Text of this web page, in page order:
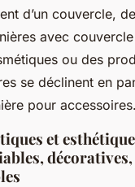
d’un couvercle,
avec
ou des
se déclinent en
pour accessoires.
et
décoratives,